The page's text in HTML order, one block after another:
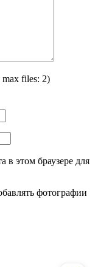
files: 2)
в этом браузере для
фотографии